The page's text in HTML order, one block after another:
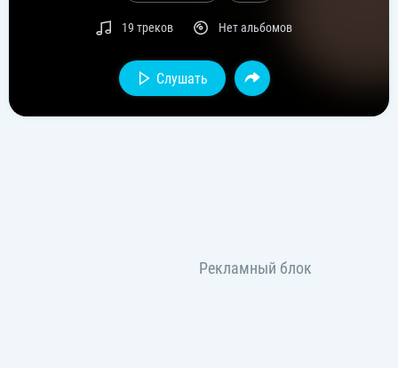
19 треков Нет альбомов
Слушать